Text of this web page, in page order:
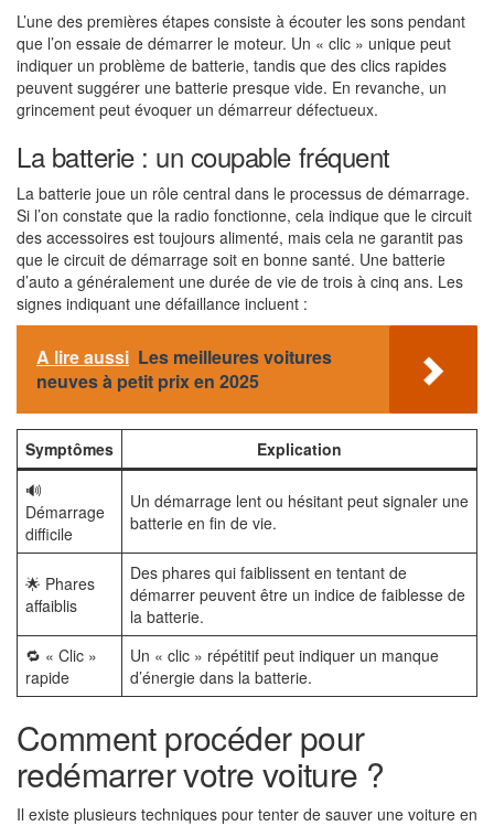
L’une des premières étapes consiste à écouter les sons pendant
que l’on essaie de démarrer le moteur. Un « clic » unique peut
indiquer un problème de batterie, tandis que des clics rapides
peuvent suggérer une batterie presque vide. En revanche, un
grincement peut évoquer un démarreur défectueux.
La batterie : un coupable fréquent
La batterie joue un rôle central dans le processus de démarrage.
Si l’on constate que la radio fonctionne, cela indique que le circuit
des accessoires est toujours alimenté, mais cela ne garantit pas
que le circuit de démarrage soit en bonne santé. Une batterie
d’auto a généralement une durée de vie de trois à cinq ans. Les
signes indiquant une défaillance incluent :
A lire aussi Les meilleures voitures
neuves à petit prix en 2025
Symptômes
Explication
🔊
Démarrage
difficile
Un démarrage lent ou hésitant peut signaler une
batterie en fin de vie.
🌟 Phares
affaiblis
Des phares qui faiblissent en tentant de
démarrer peuvent être un indice de faiblesse de
la batterie.
🔁 « Clic »
rapide
Un « clic » répétitif peut indiquer un manque
d’énergie dans la batterie.
Comment procéder pour
redémarrer votre voiture ?
Il existe plusieurs techniques pour tenter de sauver une voiture en